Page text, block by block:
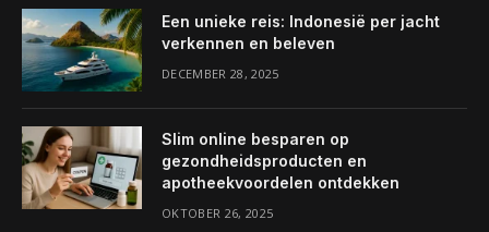
Een unieke reis: Indonesië per jacht
verkennen en beleven
DECEMBER 28, 2025
Slim online besparen op
gezondheidsproducten en
apotheekvoordelen ontdekken
OKTOBER 26, 2025